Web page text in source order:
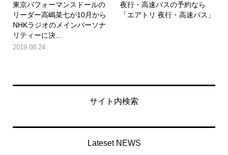
東京パフォーマンスドールの
リーダー高嶋菜七が10月から
NHKラジオのメインパーソナ
リティーに決...
2019.08.24
夜行・高速バスの予約なら
「エアトリ 夜行・高速バス」
サイト内検索
Lateset NEWS